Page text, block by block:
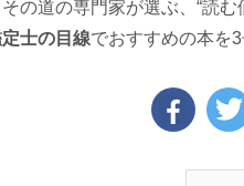
の道の専門家が選ぶ、“読
士の目線でおすすめの本を